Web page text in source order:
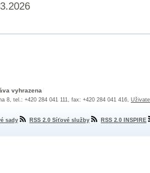
vyhrazena
8, tel.: +420 284 041 111, fax: +420 284 041 416,
sady RSS 2.0 Síťové služby RSS 2.0 INSPIRE